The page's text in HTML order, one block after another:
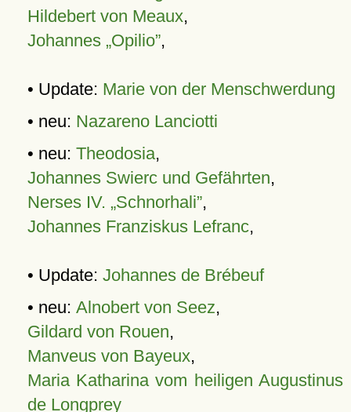
Hildebert von Meaux,
Johannes „Opilio”,
• Update: Marie von der Menschwerdung
• neu: Nazareno Lanciotti
• neu: Theodosia,
Johannes Swierc und Gefährten,
Nerses IV. „Schnorhali”,
Johannes Franziskus Lefranc,
• Update: Johannes de Brébeuf
• neu: Alnobert von Seez,
Gildard von Rouen,
Manveus von Bayeux,
Maria Katharina vom heiligen Augustinus
de Longprey